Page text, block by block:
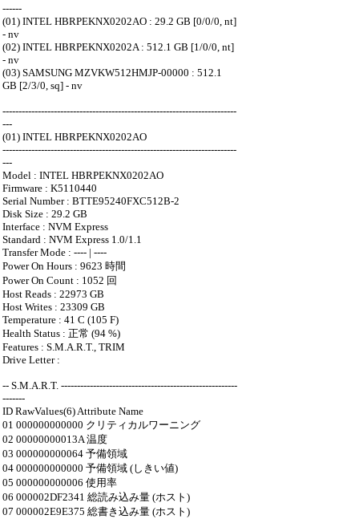
------
(01) INTEL HBRPEKNX0202AO : 29.2 GB [0/0/0, nt]
- nv
(02) INTEL HBRPEKNX0202A : 512.1 GB [1/0/0, nt]
- nv
(03) SAMSUNG MZVKW512HMJP-00000 : 512.1
GB [2/3/0, sq] - nv
-------------------------------------------------------------------------
---
(01) INTEL HBRPEKNX0202AO
-------------------------------------------------------------------------
---
Model : INTEL HBRPEKNX0202AO
Firmware : K5110440
Serial Number : BTTE95240FXC512B-2
Disk Size : 29.2 GB
Interface : NVM Express
Standard : NVM Express 1.0/1.1
Transfer Mode : ---- | ----
Power On Hours : 9623 時間
Power On Count : 1052 回
Host Reads : 22973 GB
Host Writes : 23309 GB
Temperature : 41 C (105 F)
Health Status : 正常 (94 %)
Features : S.M.A.R.T., TRIM
Drive Letter :
-- S.M.A.R.T. -------------------------------------------------------
-------
ID RawValues(6) Attribute Name
01 000000000000 クリティカルワーニング
02 00000000013A 温度
03 000000000064 予備領域
04 000000000000 予備領域 (しきい値)
05 000000000006 使用率
06 000002DF2341 総読み込み量 (ホスト)
07 000002E9E375 総書き込み量 (ホスト)